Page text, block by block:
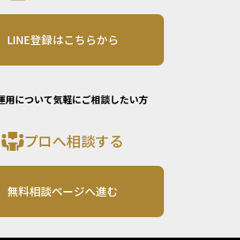
LINE登録はこちらから
用について気軽にご相談したい方
プロへ相談する
無料相談ページへ進む